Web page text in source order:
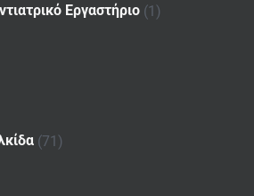
Εργαστήριο (1)
(71)